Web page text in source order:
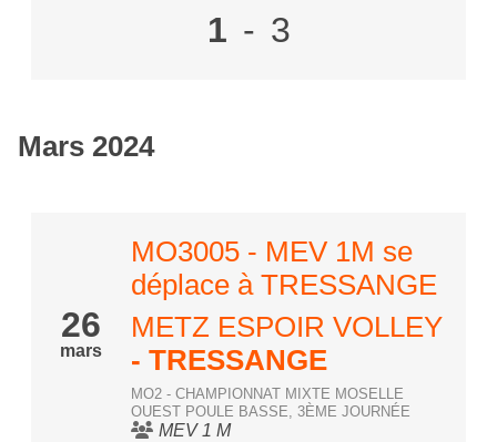
1 - 3
Mars 2024
26
mars
MO3005 - MEV 1M se
déplace à TRESSANGE
METZ ESPOIR VOLLEY
- TRESSANGE
MO2 - CHAMPIONNAT MIXTE MOSELLE
OUEST POULE BASSE, 3ÈME JOURNÉE
MEV 1 M